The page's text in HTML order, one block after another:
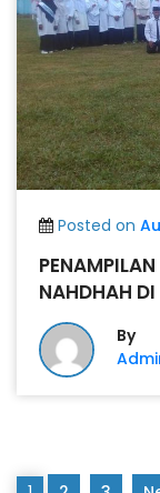
Posted on
NAHDHAH
By